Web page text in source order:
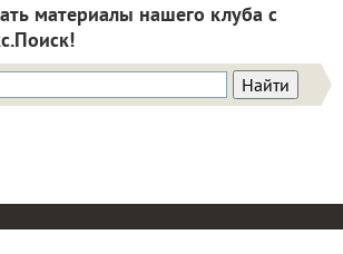
материалы нашего клуба с